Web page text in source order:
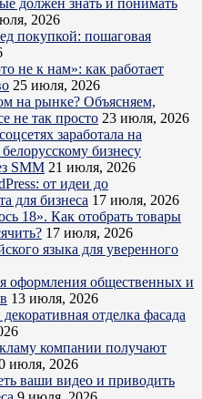
2026
покупкой: пошаговая
не к нам»: как работает
25 июля, 2026
на рынке? Объясняем,
не так просто 23 июля, 2026
заработала на
бизнесу
SMM 21 июля, 2026
от идеи до
для бизнеса 17 июля, 2026
18». Как отобрать товары
17 июля, 2026
языка для уверенного
оформления общественных и
13 июля, 2026
отделка фасада
компании получают
июля, 2026
ваши видео и приводить